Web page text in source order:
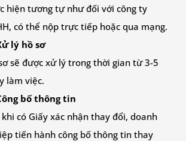
hiện tương tự như đối với công ty
có thể nộp trực tiếp hoặc qua mạng.
lý hồ sơ
sẽ được xử lý trong thời gian từ 3-5
làm việc.
bố thông tin
khi có Giấy xác nhận thay đổi, doanh
tiến hành công bố thông tin thay